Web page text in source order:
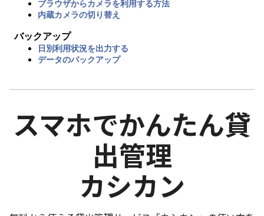
ブラウザからカメラを利用する方法
内蔵カメラの切り替え
バックアップ
日別利用状況を出力する
データのバックアップ
スマホでかんたん貸
出管理
カシカン